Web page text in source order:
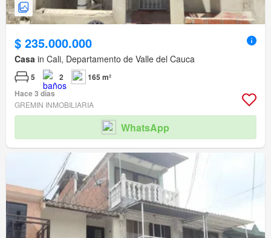
$ 235.000.000
Casa in Cali, Departamento de Valle del Cauca
5 2
165 m²
Hace 3 días
GREMIN INMOBILIARIA
WhatsApp